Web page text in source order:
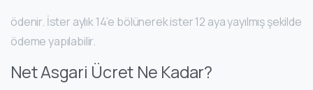
ödenir. İster aylık 14’e bölünerek ister 12 aya yayılmış şekilde
ödeme yapılabilir.
Net Asgari Ücret Ne Kadar?